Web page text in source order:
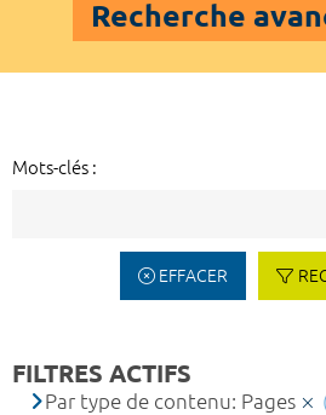
Recherche
Mots-clés :
EFFACER
FILTRES ACTIFS
Par type de contenu: Pages